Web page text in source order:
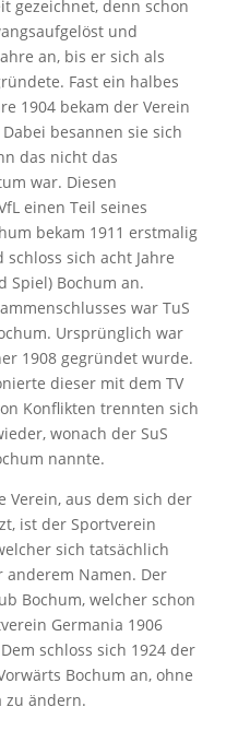
gezeichnet, denn schon
und
an, bis er sich als
Fast ein halbes
1904 bekam der Verein
besannen sie sich
das nicht das
war. Diesen
einen Teil seines
bekam 1911 erstmalig
sich acht Jahre
Spiel) Bochum an.
war TuS
Ursprünglich war
1908 gegründet wurde.
dieser mit dem TV
Konflikten trennten sich
wonach der SuS
nannte.
aus dem sich der
ist der Sportverein
sich tatsächlich
anderem Namen. Der
Bochum, welcher schon
Germania 1906
schloss sich 1924 der
Bochum an, ohne
zu ändern.